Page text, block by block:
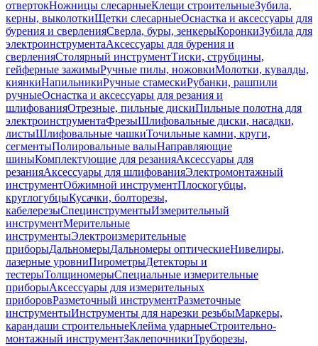
отвертокНожницы слесарныеКлещи строительныеЗубила,
керны, выколоткиЩетки слесарныеОснастка и аксессуары для
бурения и сверленияСверла, буры, зенкерыКоронкиЗубила для
электроинструментаАксессуары для бурения и
сверленияСтолярный инструментТиски, струбцины,
гейферные зажимыРучные пилы, ножовкиМолотки, кувалды,
киянкиНапильникиРучные стамескиРубанки, рашпили
ручныеОснастка и аксессуары для резания и
шлифованияОтрезные, пильные дискиПильные полотна для
электроинструментаФрезыШлифовальные диски, насадки,
листыШлифовальные чашкиТочильные камни, круги,
сегментыПолировальные валыНаправляющие
шиныКомплектующие для резанияАксессуары для
резанияАксессуары для шлифованияЭлектромонтажный
инструментОбжимной инструментПлоскогубцы,
круглогубцыКусачки, болторезы,
кабелерезыСпецинструментыИзмерительный
инструментМерительные
инструментыЭлектроизмерительные
приборыДальномерыДальномеры оптическиеНивелиры,
лазерные уровниПирометрыДетекторы и
тестерыТолщиномерыСпециальные измерительные
приборыАксессуары для измерительных
приборовРазметочный инструментРазметочные
инструментыИнструменты для нарезки резьбыМаркеры,
карандаши строительныеКлейма ударныеСтроительно-
монтажный инструментЗаклепочникиТруборезы,